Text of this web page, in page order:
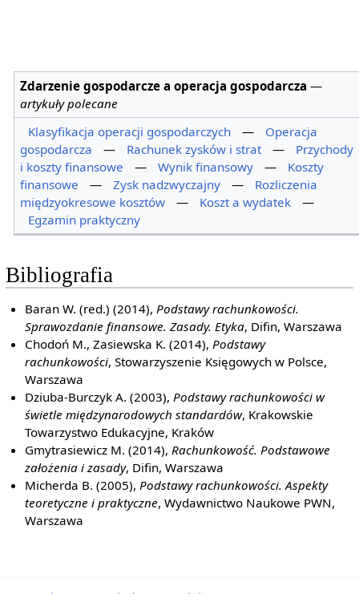
Zdarzenie gospodarcze a operacja gospodarcza —
artykuły polecane
Klasyfikacja operacji gospodarczych
—
Operacja
gospodarcza
— Rachunek zysków i strat —
Przychody
i koszty finansowe
— Wynik finansowy —
Koszty
finansowe
— Zysk nadzwyczajny —
Rozliczenia
międzyokresowe kosztów
— Koszt a wydatek
—
Egzamin praktyczny
Bibliografia
Baran W. (red.) (2014), Podstawy rachunkowości.
Sprawozdanie finansowe. Zasady. Etyka, Difin, Warszawa
Chodoń M., Zasiewska K. (2014), Podstawy
rachunkowości, Stowarzyszenie Księgowych w Polsce,
Warszawa
Dziuba-Burczyk A. (2003), Podstawy rachunkowości w
świetle międzynarodowych standardów, Krakowskie
Towarzystwo Edukacyjne, Kraków
Gmytrasiewicz M. (2014), Rachunkowość. Podstawowe
założenia i zasady, Difin, Warszawa
Micherda B. (2005), Podstawy rachunkowości. Aspekty
teoretyczne i praktyczne, Wydawnictwo Naukowe PWN,
Warszawa